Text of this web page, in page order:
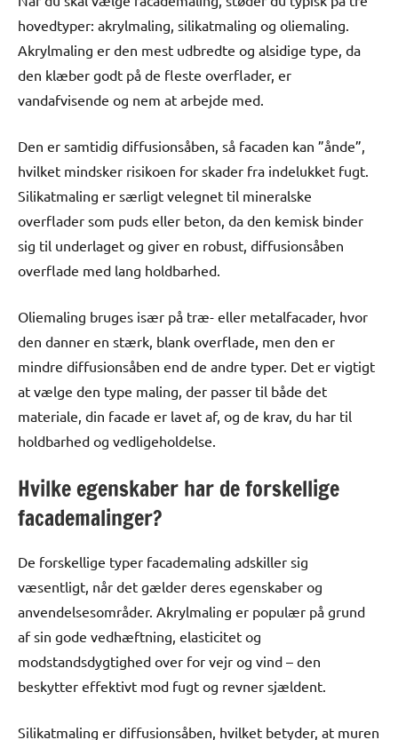
hovedtyper: akrylmaling, silikatmaling og oliemaling.
Akrylmaling er den mest udbredte og alsidige type, da
den klæber godt på de fleste overflader, er
vandafvisende og nem at arbejde med.
Den er samtidig diffusionsåben, så facaden kan ”ånde”,
hvilket mindsker risikoen for skader fra indelukket fugt.
Silikatmaling er særligt velegnet til mineralske
overflader som puds eller beton, da den kemisk binder
sig til underlaget og giver en robust, diffusionsåben
overflade med lang holdbarhed.
Oliemaling bruges især på træ- eller metalfacader, hvor
den danner en stærk, blank overflade, men den er
mindre diffusionsåben end de andre typer. Det er vigtigt
at vælge den type maling, der passer til både det
materiale, din facade er lavet af, og de krav, du har til
holdbarhed og vedligeholdelse.
Hvilke egenskaber har de forskellige
facademalinger?
De forskellige typer facademaling adskiller sig
væsentligt, når det gælder deres egenskaber og
anvendelsesområder. Akrylmaling er populær på grund
af sin gode vedhæftning, elasticitet og
modstandsdygtighed over for vejr og vind – den
beskytter effektivt mod fugt og revner sjældent.
Silikatmaling er diffusionsåben, hvilket betyder, at muren